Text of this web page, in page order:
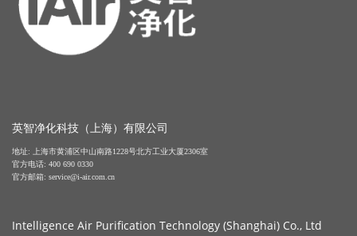
英智净化科技（上海）有限公司
地址: 上海市黄浦区中山南路1228号北方工业大厦2306室
官方电话: 400 690 0330
官方邮箱: service@i-air.com.cn
Intelligence Air Purification Technology (Shanghai) Co., Ltd